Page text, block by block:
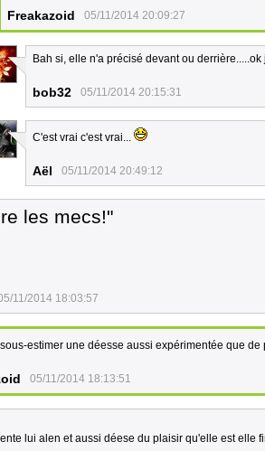
Freakazoid 05/11/2014 20:09:27
Bah si, elle n'a précisé devant ou
bob32 05/11/2014 20:15:31
C'est vrai c'est vrai...
Aël 05/11/2014 20:49:12
les mecs!"
11/2014 18:03:57
estimer une déesse aussi expérimentée que
05/11/2014 18:13:51
lui alen et aussi déese du plaisir qu'elle est elle